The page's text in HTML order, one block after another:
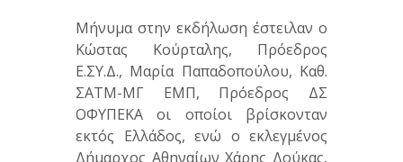
Μήνυμα στην εκδήλωση έστειλαν ο
Κώστας Κούρταλης, Πρόεδρος
Ε.ΣΥ.Δ., Μαρία Παπαδοπούλου, Καθ.
ΣΑΤΜ-ΜΓ ΕΜΠ, Πρόεδρος ΔΣ
ΟΦΥΠΕΚΑ οι οποίοι βρίσκονταν
εκτός Ελλάδος, ενώ ο εκλεγμένος
Δήμαρχος Αθηναίων Χάρης Δούκας,